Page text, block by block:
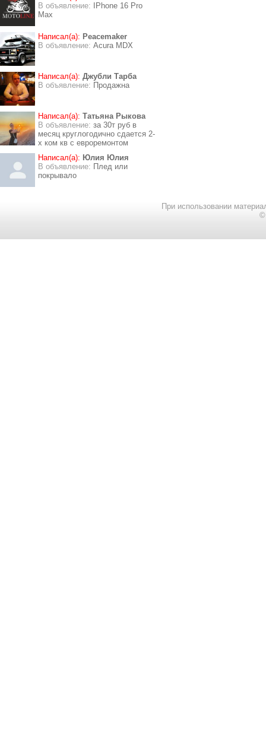
В объявление:
IPhone 16 Pro
Max
Написал(а): Peacemaker
В объявление: Acura MDX
Написал(а): Джубли Тарба
В объявление: Продажна
Написал(а): Татьяна Рыкова
В объявление: за 30т руб в
месяц круглогодично сдается 2-
х ком кв с евроремонтом
Написал(а): Юлия Юлия
В объявление: Плед или
покрывало
При использовании